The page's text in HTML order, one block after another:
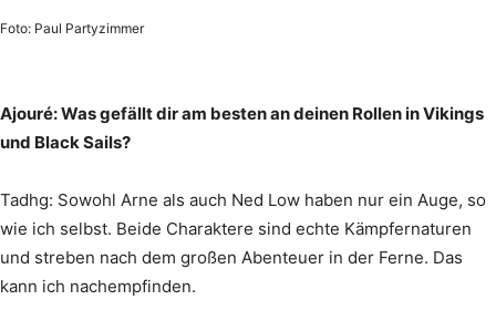
Foto: Paul Partyzimmer
Ajouré: Was gefällt dir am besten an deinen Rollen in Vikings
und Black Sails?
Tadhg: Sowohl Arne als auch Ned Low haben nur ein Auge, so
wie ich selbst. Beide Charaktere sind echte Kämpfernaturen
und streben nach dem großen Abenteuer in der Ferne. Das
kann ich nachempfinden.